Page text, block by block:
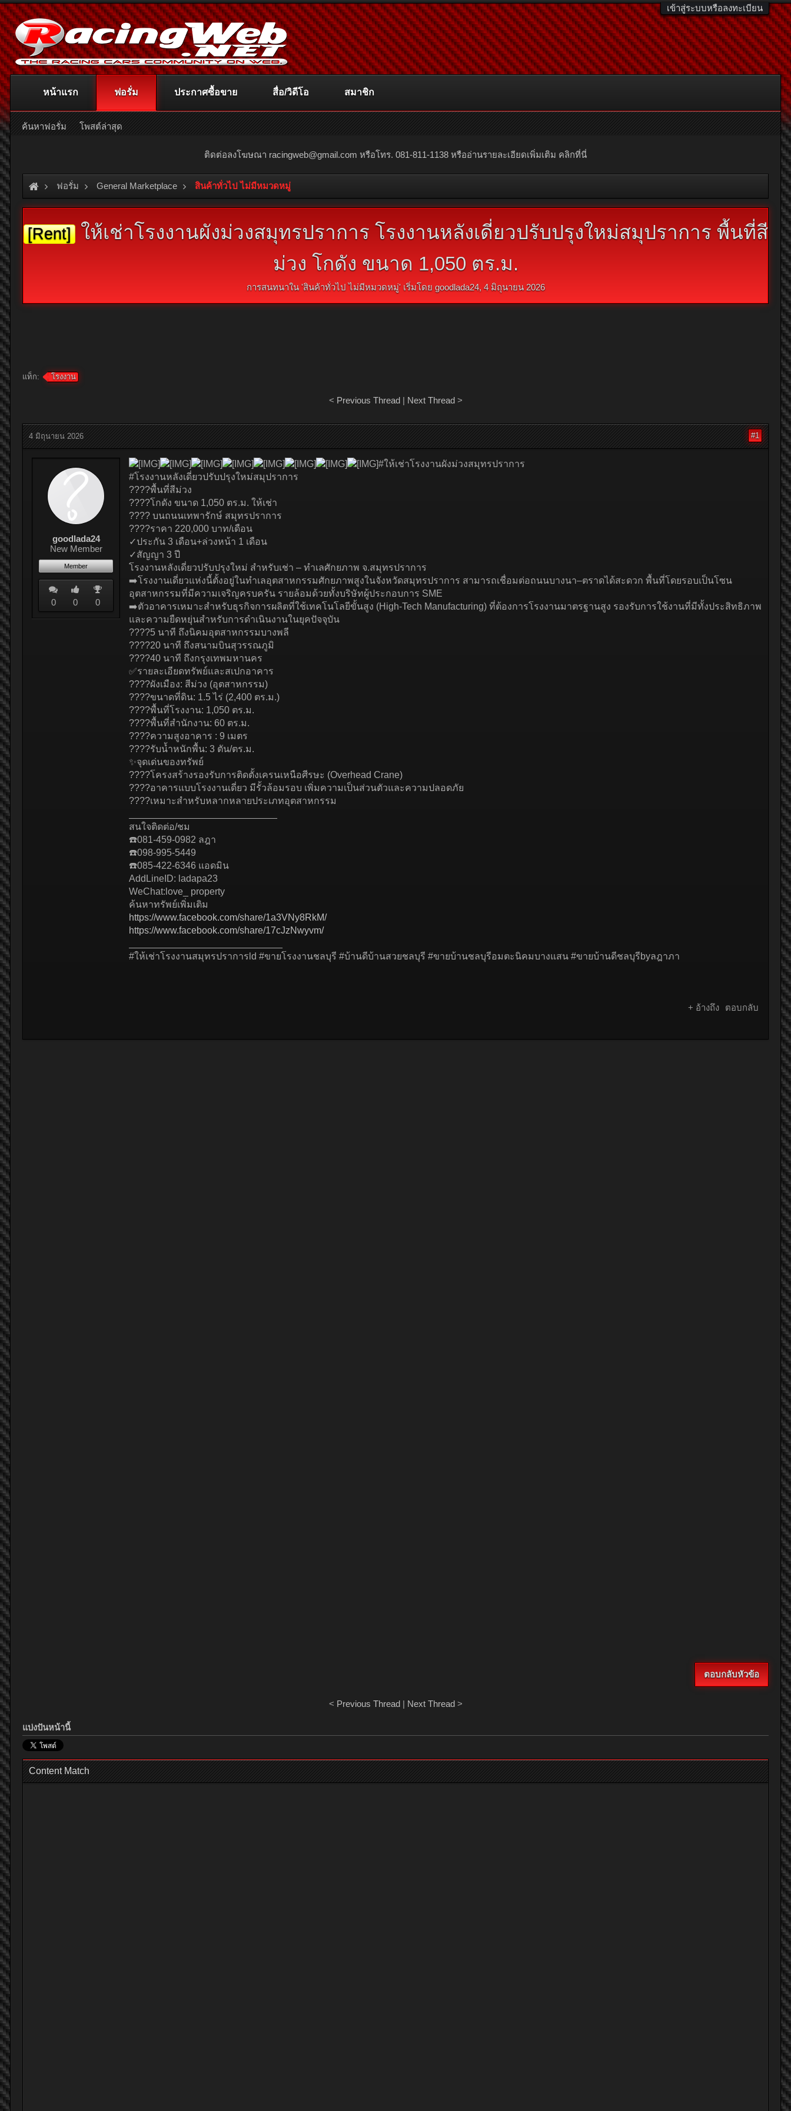
เข้าสู่ระบบหรือลงทะเบียน
ติดต่อลงโฆษณา racingweb@gmail.com หรือโทร. 081-811-1138 หรืออ่านรายละเอียดเพิ่มเติม คลิกที่นี่
ฟอรั่ม General Marketplace สินค้าทั่วไป ไม่มีหมวดหมู่
[Rent] ให้เช่าโรงงานผังม่วงสมุทรปราการ โรงงานหลังเดี่ยวปรับปรุงใหม่สมุปราการ พื้นที่สี
ม่วง โกดัง ขนาด 1,050 ตร.ม.
การสนทนาใน 'สินค้าทั่วไป ไม่มีหมวดหมู่' เริ่มโดยgoodlada24,4 มิถุนายน 2026
แท็ก: โรงงาน
< Previous Thread| Next Thread>
4 มิถุนายน 2026 #1
goodlada24
New Member
Member
0 0 0
#ให้เช่าโรงงานผังม่วงสมุทรปราการ
#โรงงานหลังเดี่ยวปรับปรุงใหม่สมุปราการ
????พื้นที่สีม่วง
????โกดัง ขนาด 1,050 ตร.ม. ให้เช่า
???? บนถนนเทพารักษ์ สมุทรปราการ
????ราคา 220,000 บาท/เดือน
✓ประกัน 3 เดือน+ล่วงหน้า 1 เดือน
✓สัญญา 3 ปี
โรงงานหลังเดี่ยวปรับปรุงใหม่ สำหรับเช่า – ทำเลศักยภาพ จ.สมุทรปราการ
➡️โรงงานเดี่ยวแห่งนี้ตั้งอยู่ในทำเลอุตสาหกรรมศักยภาพสูงในจังหวัดสมุทรปราการ สามารถเชื่อมต่อถนนบางนา–ตราดได้สะดวก พื้นที่โดยรอบเป็นโซน
อุตสาหกรรมที่มีความเจริญครบครัน รายล้อมด้วยทั้งบริษัทผู้ประกอบการ SME
➡️ตัวอาคารเหมาะสำหรับธุรกิจการผลิตที่ใช้เทคโนโลยีขั้นสูง (High-Tech Manufacturing) ที่ต้องการโรงงานมาตรฐานสูง รองรับการใช้งานที่มีทั้งประสิทธิภาพ
และความยืดหยุ่นสำหรับการดำเนินงานในยุคปัจจุบัน
????5 นาที ถึงนิคมอุตสาหกรรมบางพลี
????20 นาที ถึงสนามบินสุวรรณภูมิ
????40 นาที ถึงกรุงเทพมหานคร
✅รายละเอียดทรัพย์และสเปกอาคาร
????ผังเมือง: สีม่วง (อุตสาหกรรม)
????ขนาดที่ดิน: 1.5 ไร่ (2,400 ตร.ม.)
????พื้นที่โรงงาน: 1,050 ตร.ม.
????พื้นที่สำนักงาน: 60 ตร.ม.
????ความสูงอาคาร : 9 เมตร
????รับน้ำหนักพื้น: 3 ตัน/ตร.ม.
✨จุดเด่นของทรัพย์
????โครงสร้างรองรับการติดตั้งเครนเหนือศีรษะ (Overhead Crane)
????อาคารแบบโรงงานเดี่ยว มีรั้วล้อมรอบ เพิ่มความเป็นส่วนตัวและความปลอดภัย
????เหมาะสำหรับหลากหลายประเภทอุตสาหกรรม
สนใจติดต่อ/ชม
☎️081-459-0982 ลฎา
☎️098-995-5449
☎️085-422-6346 แอดมิน
AddLineID: ladapa23
WeChat:love_ property
ค้นหาทรัพย์เพิ่มเติม
https://www.facebook.com/share/1a3VNy8RkM/
https://www.facebook.com/share/17cJzNwyvm/
#ให้เช่าโรงงานสมุทรปราการld #ขายโรงงานชลบุรี #บ้านดีบ้านสวยชลบุรี #ขายบ้านชลบุรีอมตะนิคมบางแสน #ขายบ้านดีชลบุรีbyลฎาภา
+ อ้างถึง ตอบกลับ
ตอบกลับหัวข้อ
< Previous Thread| Next Thread>
แบ่งปันหน้านี้
Content Match
หน้าแรก ฟอรั่ม
ค้นหาฟอรั่ม โพสต์ล่าสุด
ประกาศซื้อขาย สื่อ/วิดีโอ สมาชิก